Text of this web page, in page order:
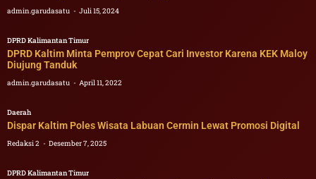
admin.garudasatu Juli 15, 2024
DPRD Kalimantan Timur
DPRD Kaltim Minta Pemprov Cepat Cari Investor Karena KEK Maloy
Diujung Tanduk
admin.garudasatu April 11, 2022
Daerah
Dispar Kaltim Poles Wisata Labuan Cermin Lewat Promosi Digital
Redaksi 2 Desember 7, 2025
DPRD Kalimantan Timur